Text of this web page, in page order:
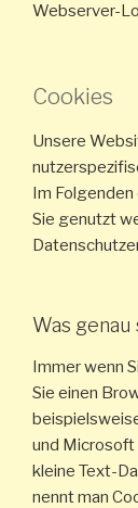
Webserver-
Cookies
Unsere
Im Folgenden
Sie genutzt
Was
Immer wenn
Sie einen
und Microsoft
kleine Text-
nennt man